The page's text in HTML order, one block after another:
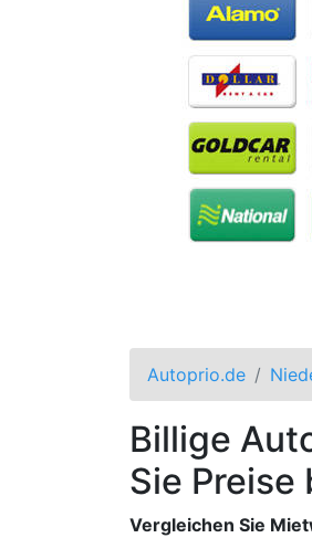
Autoprio.de
Billige
Sie Preise
Vergleichen Sie